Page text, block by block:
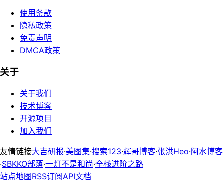
使用条款
隐私政策
免责声明
DMCA政策
关于
关于我们
技术博客
开源项目
加入我们
友情链接大吉研报·美图集·搜索123·辉哥博客·张洪Heo·阿水博客
·SBKKO部落·一灯不是和尚·全栈进阶之路
站点地图RSS订阅API文档